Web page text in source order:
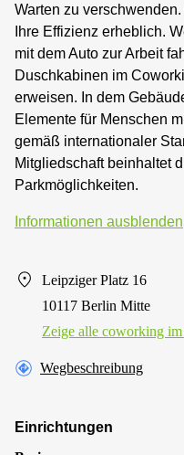
Warten zu
Ihre Effizienz erheblich.
mit dem Auto zur Arbeit
Duschkabinen im
erweisen. In dem
Elemente für Menschen
gemäß internationaler
Mitgliedschaft beinhaltet
Parkmöglichkeiten.
Informationen ausblenden
Leipziger Platz 16
10117 Berlin Mitte
Zeige alle сoworking
Wegbeschreibung
Einrichtungen